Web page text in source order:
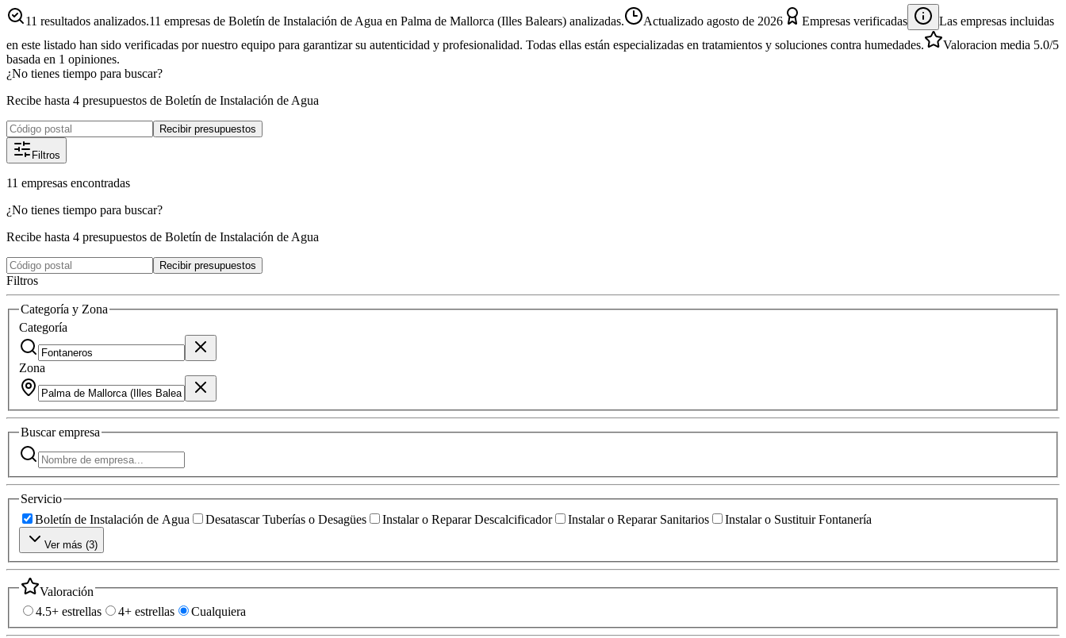
11 resultados analizados.11 empresas de Boletín de Instalación de Agua en Palma de Mallorca (Illes Balears) analizadas. Actualizado agosto de 2026 Empresas verificadas
Las empresas incluidas
en este listado han sido verificadas por nuestro equipo para garantizar su autenticidad y profesionalidad. Todas ellas están especializadas en tratamientos y soluciones contra humedades.
Valoracion media 5.0/5
basada en 1 opiniones.
¿No tienes tiempo para buscar?
Recibe hasta 4 presupuestos de Boletín de Instalación de Agua
Recibir presupuestos
Filtros
11 empresas encontradas
¿No tienes tiempo para buscar?
Recibe hasta 4 presupuestos de Boletín de Instalación de Agua
Recibir presupuestos
Filtros
Categoría y Zona
Categoría
Zona
Buscarempresa
Servicio
Boletín de Instalación de Agua
Desatascar Tuberías o Desagües Instalar o Reparar Descalcificador Instalar o Reparar Sanitarios Instalar o Sustituir Fontanería
Ver más (3)
Valoración
4.5+ estrellas
4+ estrellas Cualquiera